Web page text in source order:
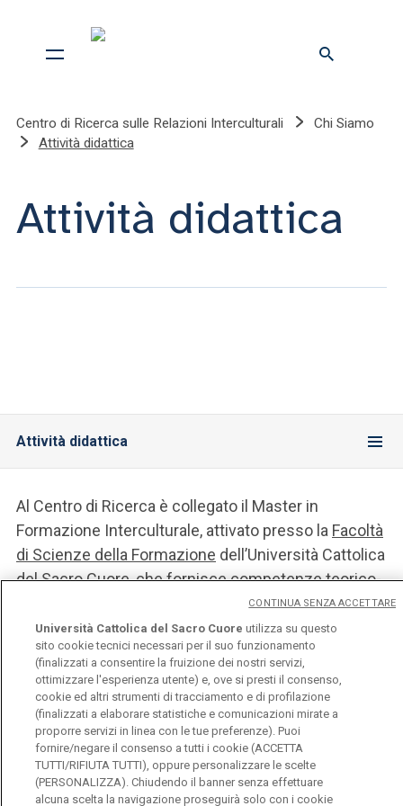
Centro di Ricerca sulle Relazioni Interculturali
Chi Siamo
Attività didattica
Attività didattica
Attività didattica
Al Centro di Ricerca è collegato il Master in
Formazione Interculturale, attivato presso la Facoltà
di Scienze della Formazione dell’Università Cattolica
del Sacro Cuore, che fornisce competenze teorico-
pratiche nel campo della formazione interculturale e
delle relazioni etniche, mirate all’integrazione e
all’inclusione sociale, in particolare delle fasce più
deboli.
Università Cattolica del Sacro Cuore utilizza su questo
sito cookie tecnici necessari per il suo funzionamento
(finalizzati a consentire la fruizione dei nostri servizi,
ottimizzare l'esperienza utente) e, ove si presti il consenso,
cookie ed altri strumenti di tracciamento e di profilazione
(finalizzati a elaborare statistiche e comunicazioni mirate a
proporre servizi in linea con le tue preferenze). Puoi
fornire/negare il consenso a tutti i cookie (ACCETTA
TUTTI/RIFIUTA TUTTI), oppure personalizzare le scelte
(PERSONALIZZA). Chiudendo il banner senza effettuare
alcuna scelta la navigazione proseguirà solo con i cookie
CONTINUA SENZA ACCETTARE